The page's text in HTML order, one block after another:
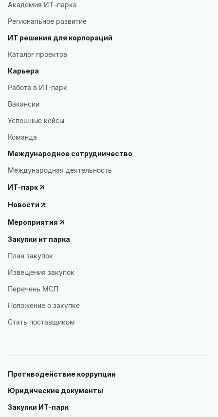
Академия ИТ–парка
Региональное развитие
ИТ решения для корпораций
Каталог проектов
Карьера
Работа в ИТ-парк
Вакансии
Успешные кейсы
Команда
Международное сотрудничество
Международная деятельность
ИТ-парк
Новости
Мероприятия
Закупки ит парка
План закупок
Извещения закупок
Перечень МСП
Положение о закупке
Стать поставщиком
Противодействие коррупции
Юридические документы
Закупки ИТ-парк